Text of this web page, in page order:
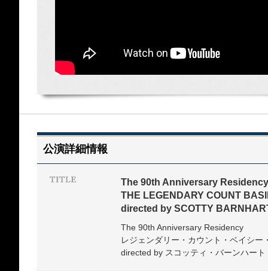
公演詳細情報
The 90th Anniversary Residency
THE LEGENDARY COUNT
directed by SCOTTY
The 90th Anniversary Residency
レジェンダリー・カウント・ベイシー
directed by スコッティ・バーンハート